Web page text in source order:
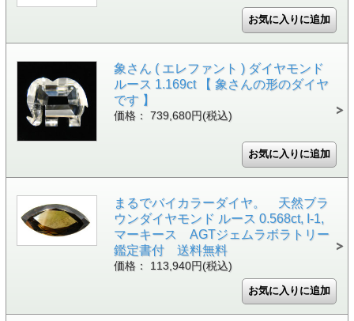
象さん ( エレファント ) ダイヤモンド
ルース 1.169ct 【 象さんの形のダイヤ
です 】
価格： 739,680円(税込)
まるでバイカラーダイヤ。 天然ブラ
ウンダイヤモンド ルース 0.568ct, I-1,
マーキース AGTジェムラボラトリー
鑑定書付 送料無料
価格： 113,940円(税込)